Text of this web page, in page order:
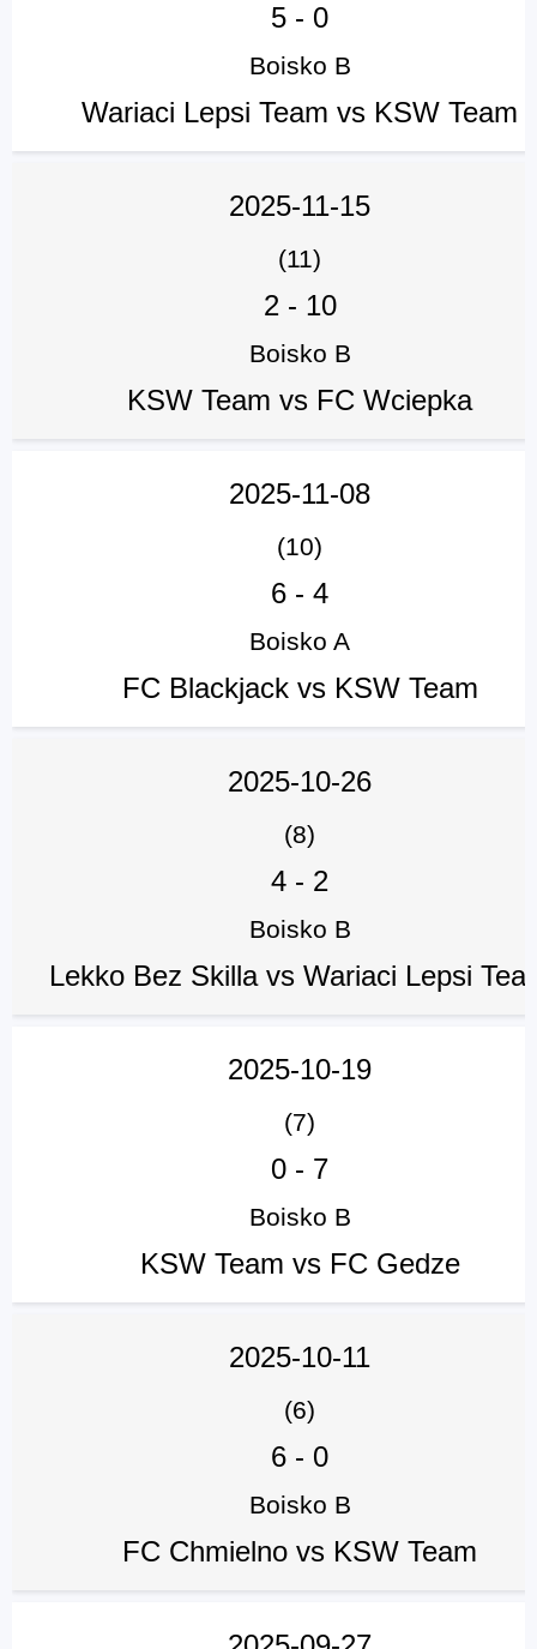
5 - 0
Boisko B
Wariaci Lepsi Team vs KSW Team
2025-11-15
(11)
2- 10
Boisko B
KSW Team vs FC Wciepka
2025-11-08
(10)
6 - 4
Boisko A
FC Blackjack vs KSW Team
2025-10-26
(8)
4 - 2
Boisko B
Lekko Bez Skilla vs Wariaci Lepsi
2025-10-19
(7)
0 - 7
Boisko B
KSW Team vs FC Gedze
2025-10-11
(6)
6 - 0
Boisko B
FC Chmielno vs KSW Team